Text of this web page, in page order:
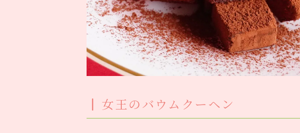
女王のバウムクーヘン